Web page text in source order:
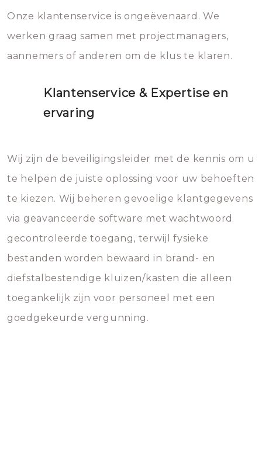
Onze klantenservice is ongeëvenaard. We
werken graag samen met projectmanagers,
aannemers of anderen om de klus te klaren.
Klantenservice & Expertise en
ervaring
Wij zijn de beveiligingsleider met de kennis om u
te helpen de juiste oplossing voor uw behoeften
te kiezen. Wij beheren gevoelige klantgegevens
via geavanceerde software met wachtwoord
gecontroleerde toegang, terwijl fysieke
bestanden worden bewaard in brand- en
diefstalbestendige kluizen/kasten die alleen
toegankelijk zijn voor personeel met een
goedgekeurde vergunning.